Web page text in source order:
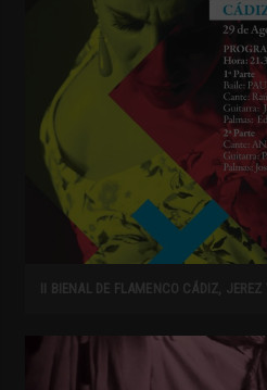
II BIENAL DE FLAMENCO CÁDIZ,